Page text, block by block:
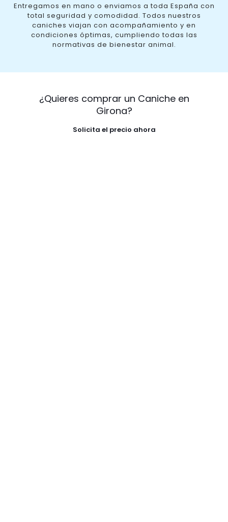
Entregamos en mano o enviamos a toda España con
total seguridad y comodidad. Todos nuestros
caniches viajan con acompañamiento y en
condiciones óptimas, cumpliendo todas las
normativas de bienestar animal.
¿Quieres comprar un Caniche en
Girona?
Solicita el precio ahora